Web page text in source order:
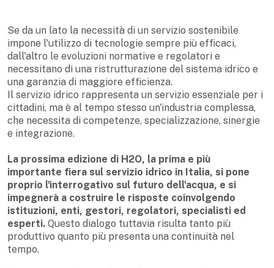
Se da un lato la necessità di un servizio sostenibile
impone l'utilizzo di tecnologie sempre più efficaci,
dall'altro le evoluzioni normative e regolatori e
necessitano di una ristrutturazione del sistema idrico e
una garanzia di maggiore efficienza.
Il servizio idrico rappresenta un servizio essenziale per i
cittadini, ma è al tempo stesso un'industria complessa,
che necessita di competenze, specializzazione, sinergie
e integrazione.
La prossima edizione di H2O, la prima e più
importante fiera sul servizio idrico in Italia, si pone
proprio l'interrogativo sul futuro dell'acqua, e si
impegnerà a costruire le risposte coinvolgendo
istituzioni, enti, gestori, regolatori, specialisti ed
esperti. Questo dialogo tuttavia risulta tanto più
produttivo quanto più presenta una continuità nel
tempo.